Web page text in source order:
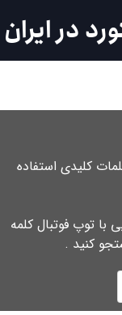
در ایران
کلیدی استفاده
با توپ فوتبال کلمه
کنید .